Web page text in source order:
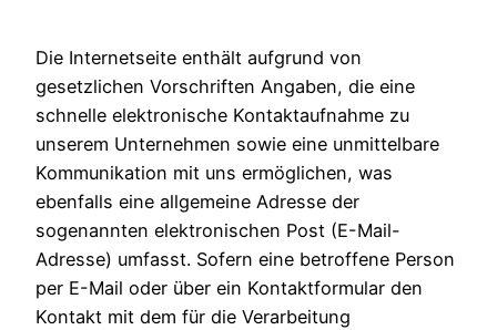
Die Internetseite enthält aufgrund von
gesetzlichen Vorschriften Angaben, die eine
schnelle elektronische Kontaktaufnahme zu
unserem Unternehmen sowie eine unmittelbare
Kommunikation mit uns ermöglichen, was
ebenfalls eine allgemeine Adresse der
sogenannten elektronischen Post (E-Mail-
Adresse) umfasst. Sofern eine betroffene Person
per E-Mail oder über ein Kontaktformular den
Kontakt mit dem für die Verarbeitung